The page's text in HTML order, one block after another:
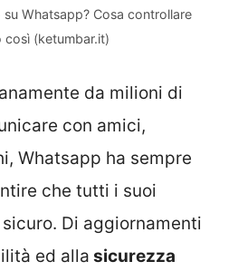
Whatsapp? Cosa controllare
così (ketumbar.it)
da milioni di
con amici,
Whatsapp ha sempre
che tutti i suoi
Di aggiornamenti
ed alla sicurezza